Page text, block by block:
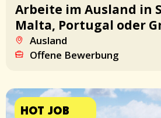
Arbeite im Ausland in
Malta, Portugal oder
Ausland
Offene Bewerbung
HOT JOB